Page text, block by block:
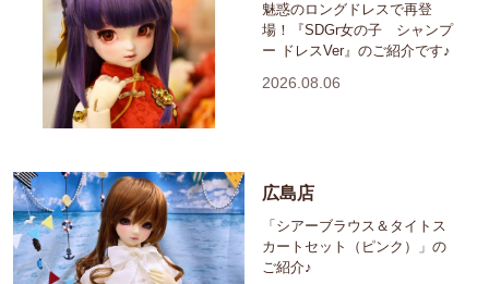
魅惑のロングドレスで再登
場！『SDGr女の子 シャンプ
ー ドレスVer』のご紹介です♪
2026.08.06
広島店
「シアーブラウス＆タイトス
カートセット（ピンク）」の
ご紹介♪